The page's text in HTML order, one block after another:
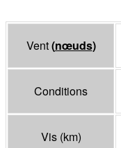
Vent(nœuds)
Conditions
Vis (km)